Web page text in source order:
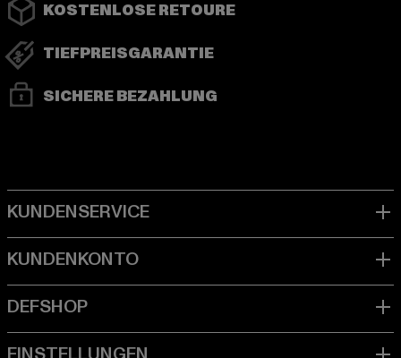
KOSTENLOSE RETOURE
TIEFPREISGARANTIE
SICHERE BEZAHLUNG